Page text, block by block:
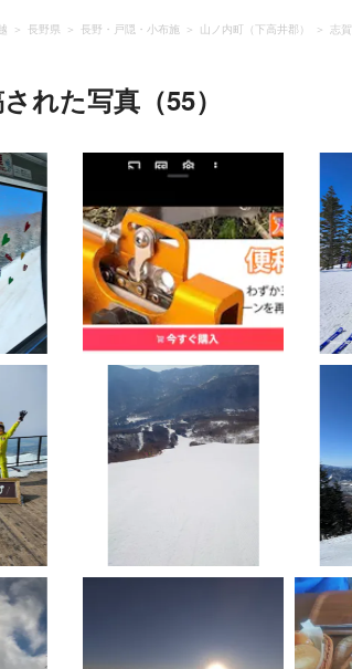
長野県 長野・戸隠・小布施 山ノ内町（下高井郡） 志
れた写真（55）